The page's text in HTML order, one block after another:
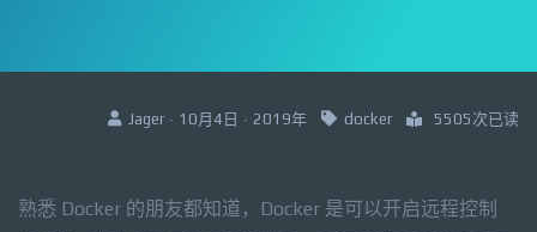
Jager · 10月4日 · 2019年 docker 5505次已读
熟悉 Docker 的朋友都知道，Docker 是可以开启远程控制